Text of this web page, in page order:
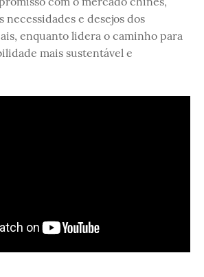
necessidades e desejos dos
enquanto lidera o caminho para
mais sustentável e